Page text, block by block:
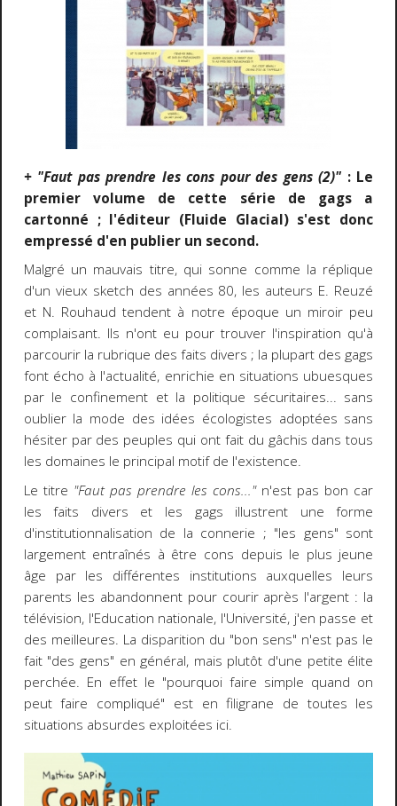
+ "Faut pas prendre les cons pour des gens (2)" : Le
premier volume de cette série de gags a
cartonné ; l'éditeur (Fluide Glacial) s'est donc
empressé d'en publier un second.
Malgré un mauvais titre, qui sonne comme la réplique
d'un vieux sketch des années 80, les auteurs E. Reuzé
et N. Rouhaud tendent à notre époque un miroir peu
complaisant. Ils n'ont eu pour trouver l'inspiration qu'à
parcourir la rubrique des faits divers ; la plupart des gags
font écho à l'actualité, enrichie en situations ubuesques
par le confinement et la politique sécuritaires... sans
oublier la mode des idées écologistes adoptées sans
hésiter par des peuples qui ont fait du gâchis dans tous
les domaines le principal motif de l'existence.
Le titre "Faut pas prendre les cons..."n'est pas bon car
les faits divers et les gags illustrent une forme
d'institutionnalisation de la connerie ; "les gens" sont
largement entraînés à être cons depuis le plus jeune
âge par les différentes institutions auxquelles leurs
parents les abandonnent pour courir après l'argent : la
télévision, l'Education nationale, l'Université, j'en passe et
des meilleures. La disparition du "bon sens" n'est pas le
fait "des gens" en général, mais plutôt d'une petite élite
perchée. En effet le "pourquoi faire simple quand on
peut faire compliqué" est en filigrane de toutes les
situations absurdes exploitées ici.